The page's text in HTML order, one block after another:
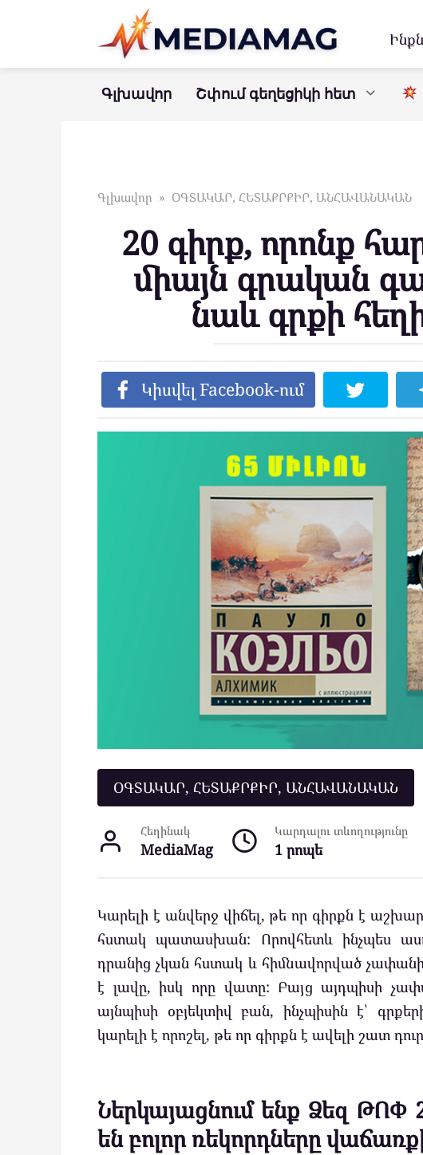
Գլխավոր Շփում գեղեցիկի հետ
Գլխավոր » ՕԳՏԱԿԱՐ, ՀԵՏԱՔՐՔԻՐ, ԱՆՀԱՎԱՆԱԿԱՆ
20 գիրք, որոնք
միայն գրական
նաև գրքի
Կիսվել Facebook-ում
ՕԳՏԱԿԱՐ, ՀԵՏԱՔՐՔԻՐ, ԱՆՀԱՎԱՆԱԿԱՆ
Հեղինակ
MediaMag
Կարդալու տևողությունը
1 րոպե
Կարելի է անվերջ վիճել, թե որ գիրքն է
հստակ պատասխան: Որովհետև ինչպես
դրանից չկան հստակ և հիմնավորված
է լավը, իսկ որը վատը: Բայց այդպիսի
այնպիսի օբյեկտիվ բան, ինչպիսին է՝
կարելի է որոշել, թե որ գիրքն է ավելի շատ
Ներկայացնում ենք Ձեզ ԹՈՓ
են բոլոր ռեկորդները